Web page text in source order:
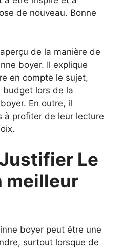
de nouveau. Bonne
de la manière de
boyer. Il explique
en compte le sujet,
budget lors de la
En outre, il
à profiter de leur lecture
Le
meilleur
boyer peut être une
surtout lorsque de